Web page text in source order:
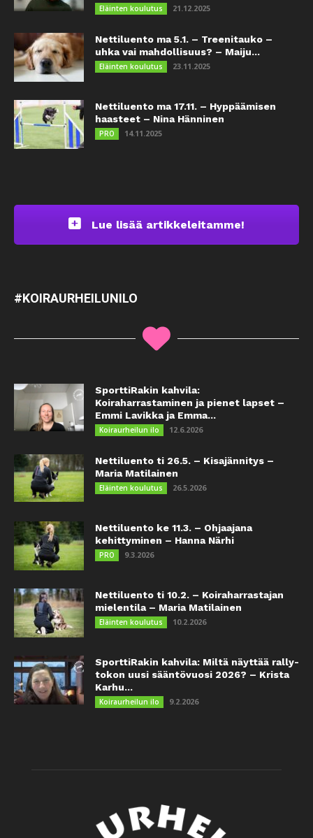
Eläinten koulutus 21.12.2025
Nettiluento ma 5.1. – Treenitauko –
uhka vai mahdollisuus? – Maiju...
Eläinten koulutus 23.11.2025
Nettiluento ma 17.11. – Hyppäämisen
haasteet – Nina Hänninen
PRO 14.11.2025
Lue lisää artikkeleitamme!
#KOIRAURHEILUNILO
SporttiRakin kahvila:
Koiraharrastaminen ja pienet lapset –
Emmi Lavikka ja Emma...
Koiraurheilun ilo 12.6.2026
Nettiluento ti 26.5. – Kisajännitys –
Maria Matilainen
Eläinten koulutus 26.5.2026
Nettiluento ke 11.3. – Ohjaajana
kehittyminen – Hanna Närhi
PRO 9.3.2026
Nettiluento ti 10.2. – Koiraharrastajan
mielentila – Maria Matilainen
Eläinten koulutus 10.2.2026
SporttiRakin kahvila: Miltä näyttää rally-
tokon uusi sääntövuosi 2026? – Krista
Karhu...
Koiraurheilun ilo 9.2.2026